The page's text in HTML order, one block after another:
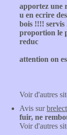
apportez une
u en ecrire
bois !!!! servis
proportion le
reduc
attention on
Voir d'autres
Avis sur
fuir, ne
Voir d'autres